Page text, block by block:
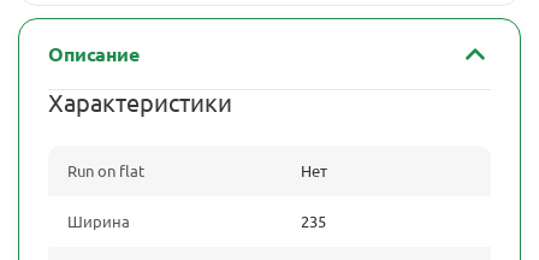
Описание
Характеристики
Run on flat Нет
Ширина 235